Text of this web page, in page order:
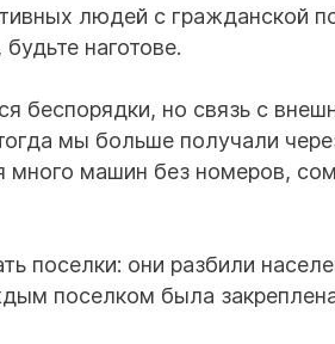
людей с гражданской
наготове.
беспорядки, но связь с
мы больше получали
машин без номеров,
поселки: они разбили
поселком была